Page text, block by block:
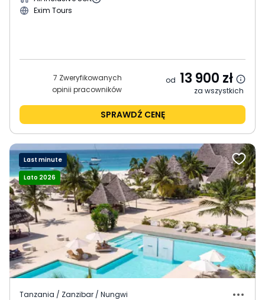
Exim Tours
7 Zweryfikowanych
opinii pracowników
od 13 900 zł
za wszystkich
SPRAWDŹ CENĘ
Last minute
Lato 2026
Tanzania / Zanzibar / Nungwi